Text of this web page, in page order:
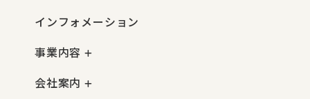
インフォメーション
事業内容
会社案内